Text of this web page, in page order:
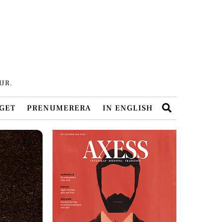
PRENUMERERA IN ENGLISH